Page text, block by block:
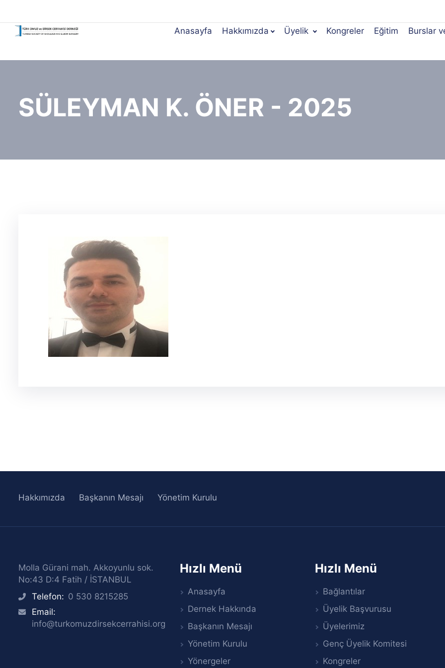
Anasayfa Hakkımızda Üyelik Kongreler Eğitim Burslar
SÜLEYMAN K. ÖNER - 2025
Hakkımızda Başkanın Mesajı Yönetim Kurulu
Molla Gürani mah. Akkoyunlu sok.
No:43 D:4 Fatih / İSTANBUL
icon
Telefon: 0 530 8215285
icon
Email:
info@turkomuzdirsekcerrahisi.org
Hızlı Menü
Anasayfa
Dernek Hakkında
Başkanın Mesajı
Yönetim Kurulu
Yönergeler
Hızlı Menü
Bağlantılar
Üyelik Başvurusu
Üyelerimiz
Genç Üyelik Komitesi
Kongreler